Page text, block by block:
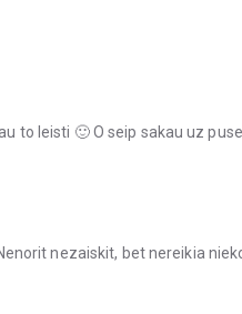
to leisti 🙂 O seip sakau uz
nezaiskit, bet nereikia